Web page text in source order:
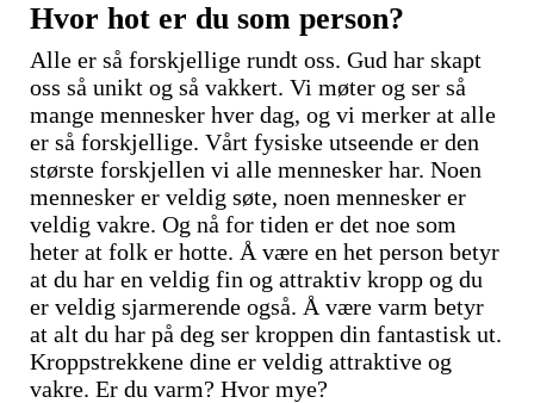
Hvor hot er du som person?
Alle er så forskjellige rundt oss. Gud har skapt
oss så unikt og så vakkert. Vi møter og ser så
mange mennesker hver dag, og vi merker at alle
er så forskjellige. Vårt fysiske utseende er den
største forskjellen vi alle mennesker har. Noen
mennesker er veldig søte, noen mennesker er
veldig vakre. Og nå for tiden er det noe som
heter at folk er hotte. Å være en het person betyr
at du har en veldig fin og attraktiv kropp og du
er veldig sjarmerende også. Å være varm betyr
at alt du har på deg ser kroppen din fantastisk ut.
Kroppstrekkene dine er veldig attraktive og
vakre. Er du varm? Hvor mye?